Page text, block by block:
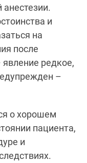
и
на
после
явление редкое,
–
о хорошем
пациента,
и